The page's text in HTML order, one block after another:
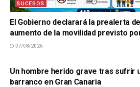
SUCESOS
El Gobierno declarará la prealerta
aumento de la movilidad previsto
07/08/2026
Un hombre herido grave tras sufrir
barranco en Gran Canaria